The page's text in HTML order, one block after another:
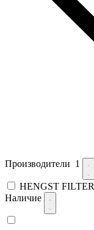
Производители 1
HENGST FILTER
Наличие